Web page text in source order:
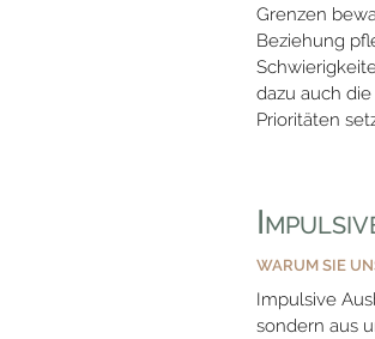
Grenzen
Beziehung
dazu auch
Prioritäten
WARUM SIE
Impulsive
sondern aus